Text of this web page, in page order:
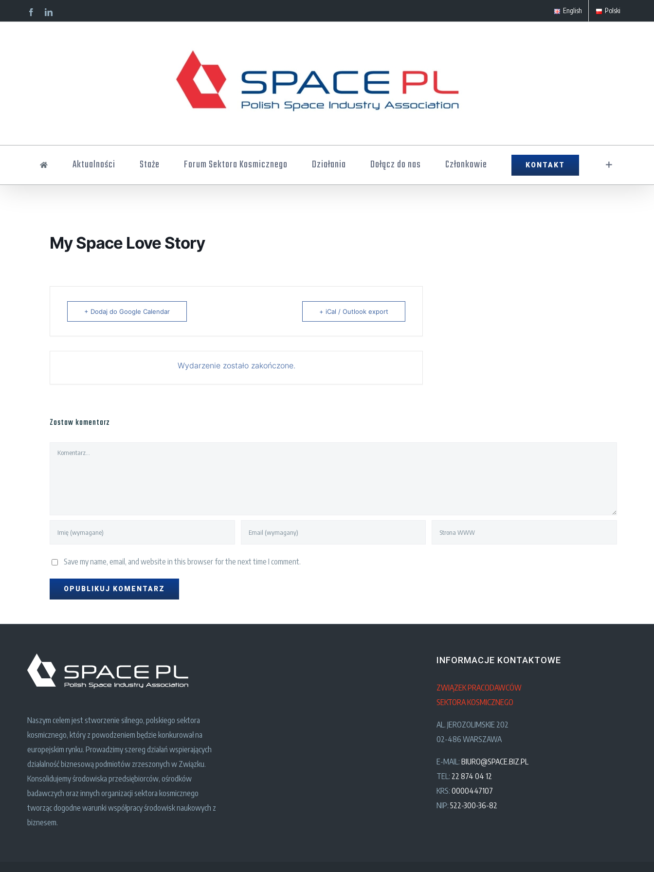
to
facebooklinkedin English Polski
Aktualności Staże Forum Sektora Kosmicznego Działania Dołącz do nas Członkowie KONTAKT
My Space Love Story
+ Dodaj do Google Calendar + iCal / Outlook export
Wydarzenie zostało zakończone.
Zostaw komentarz
Comment
Save my name, email, and website in this browser for the next time I comment.
Naszym celem jest stworzenie silnego, polskiego sektora
kosmicznego, który z powodzeniem będzie konkurował na
europejskim rynku. Prowadzimy szereg działań wspierających
działalność biznesową podmiotów zrzeszonych w Związku.
Konsolidujemy środowiska przedsiębiorców, ośrodków
badawczych oraz innych organizacji sektora kosmicznego
tworząc dogodne warunki współpracy środowisk naukowych z
biznesem.
INFORMACJE KONTAKTOWE
ZWIĄZEK PRACODAWCÓW
SEKTORA KOSMICZNEGO
AL. JEROZOLIMSKIE 202
02-486 WARSZAWA
E-MAIL:BIURO@SPACE.BIZ.PL
TEL: 22 874 04 12
KRS:0000447107
NIP:522-300-36-82